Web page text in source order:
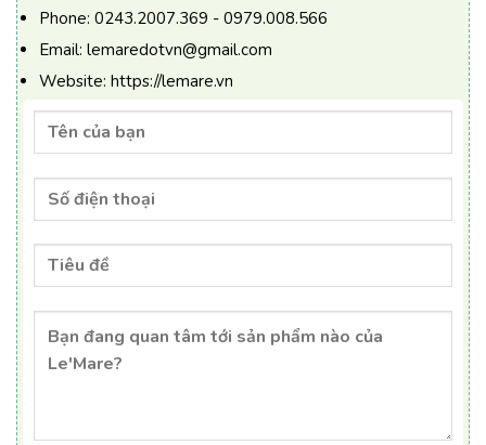
Phone: 0243.2007.369 - 0979.008.566
Email: lemaredotvn@gmail.com
Website: https://lemare.vn